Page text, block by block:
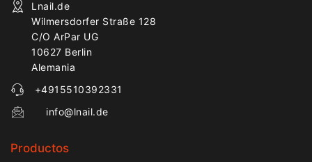
Lnail.de
Wilmersdorfer Straße 128
C/O ArPar UG
10627 Berlin
Alemania
+4915510392331
info@lnail.de
Productos